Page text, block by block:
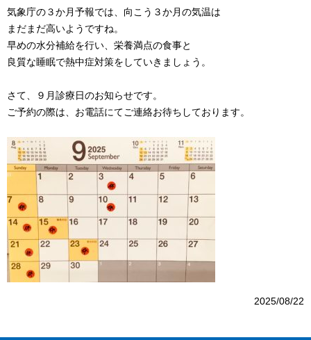
気象庁の３か月予報では、向こう３か月の気温は
まだまだ高いようですね。
早めの水分補給を行い、栄養満点の食事と
良質な睡眠で熱中症対策をしていきましょう。
さて、９月診療日のお知らせです。
ご予約の際は、お電話にてご連絡お待ちしております。
2025/08/22